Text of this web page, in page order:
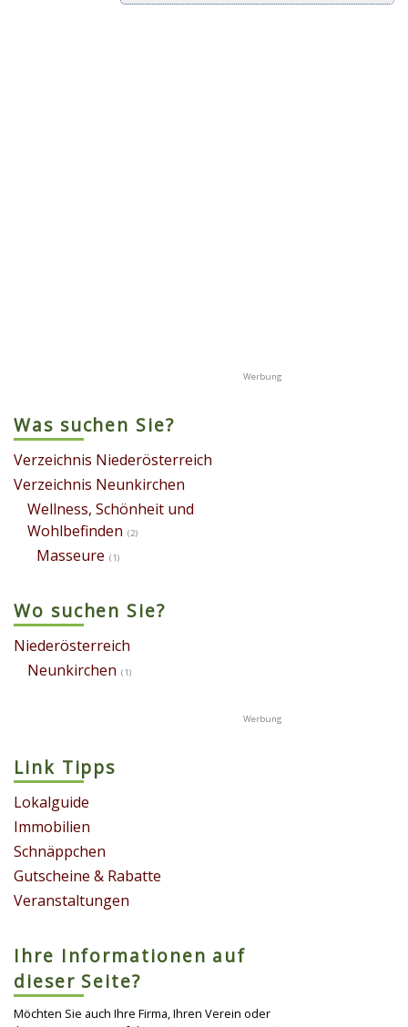
Was suchen Sie?
Verzeichnis Niederösterreich
Verzeichnis Neunkirchen
Wellness, Schönheit und
Wohlbefinden (2)
Masseure (1)
Wo suchen Sie?
Niederösterreich
Neunkirchen (1)
Link Tipps
Lokalguide
Immobilien
Schnäppchen
Gutscheine & Rabatte
Veranstaltungen
Ihre Informationen auf
dieser Seite?
Möchten Sie auch Ihre Firma, Ihren Verein oder